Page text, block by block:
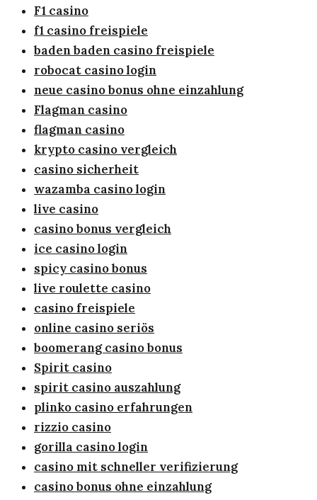
F1 casino
f1 casino freispiele
baden baden casino freispiele
robocat casino login
neue casino bonus ohne einzahlung
Flagman casino
flagman casino
krypto casino vergleich
casino sicherheit
wazamba casino login
live casino
casino bonus vergleich
ice casino login
spicy casino bonus
live roulette casino
casino freispiele
online casino seriös
boomerang casino bonus
Spirit casino
spirit casino auszahlung
plinko casino erfahrungen
rizzio casino
gorilla casino login
casino mit schneller verifizierung
casino bonus ohne einzahlung